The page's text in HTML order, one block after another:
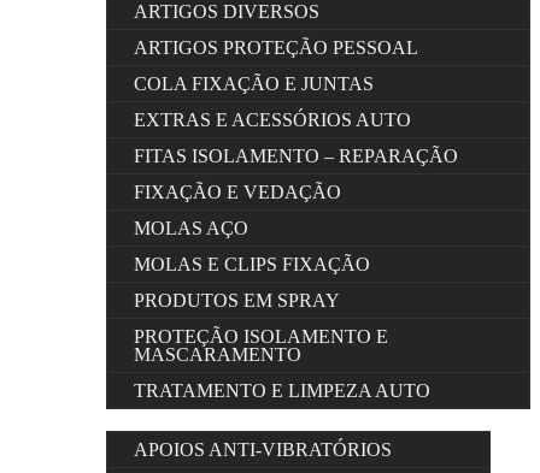
ARTIGOS DIVERSOS
ARTIGOS PROTEÇÃO PESSOAL
COLA FIXAÇÃO E JUNTAS
EXTRAS E ACESSÓRIOS AUTO
FITAS ISOLAMENTO – REPARAÇÃO
FIXAÇÃO E VEDAÇÃO
MOLAS AÇO
MOLAS E CLIPS FIXAÇÃO
PRODUTOS EM SPRAY
PROTEÇÃO ISOLAMENTO E
MASCARAMENTO
TRATAMENTO E LIMPEZA AUTO
APOIOS ANTI-VIBRATÓRIOS